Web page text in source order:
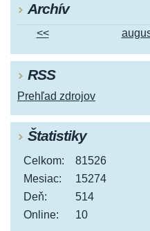
Archív
<<
RSS
Prehľad zdrojov
Štatistiky
Online: 10
Celkom:
81526
Mesiac:
15274
Deň:
514